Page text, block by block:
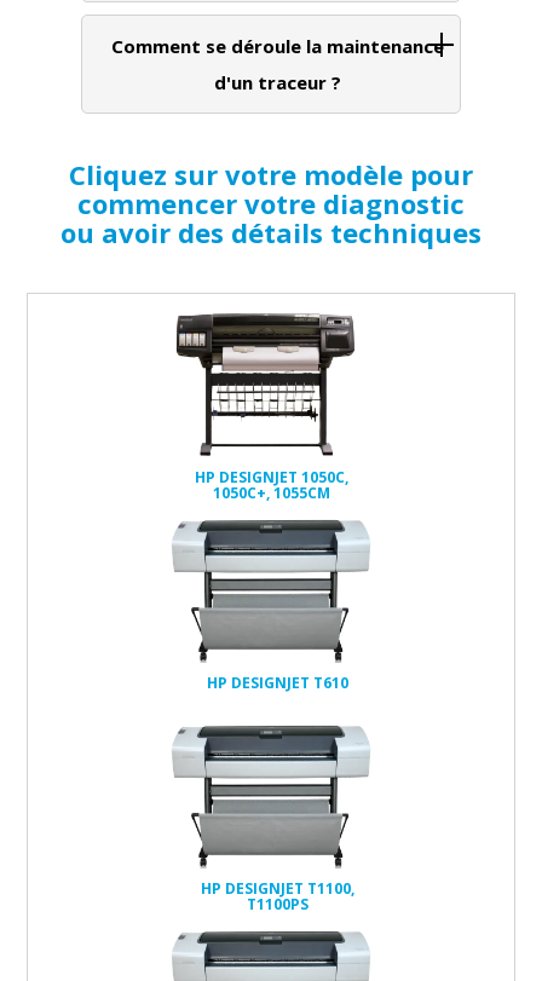
Comment se déroule la maintenance
d'un traceur ?
Cliquez sur votre modèle pour
commencer votre diagnostic
ou avoir des détails techniques
HP DESIGNJET 1050C,
1050C+, 1055CM
HP DESIGNJET T610
HP DESIGNJET T1100,
T1100PS